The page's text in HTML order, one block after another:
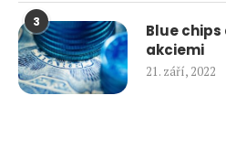
3
Blue chips
akciemi
21. září, 2022